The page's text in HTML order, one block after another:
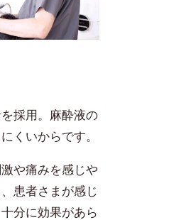
採用。麻酔液の
くいからです。
や痛みを感じや
患者さまが感じ
分に効果があら